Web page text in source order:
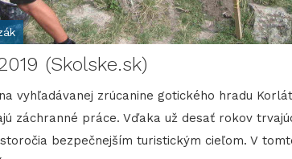
(Skolske.sk)
vyhľadávanej zrúcanine gotického hradu
záchranné práce. Vďaka už desať rokov
bezpečnejším turistickým cieľom. V